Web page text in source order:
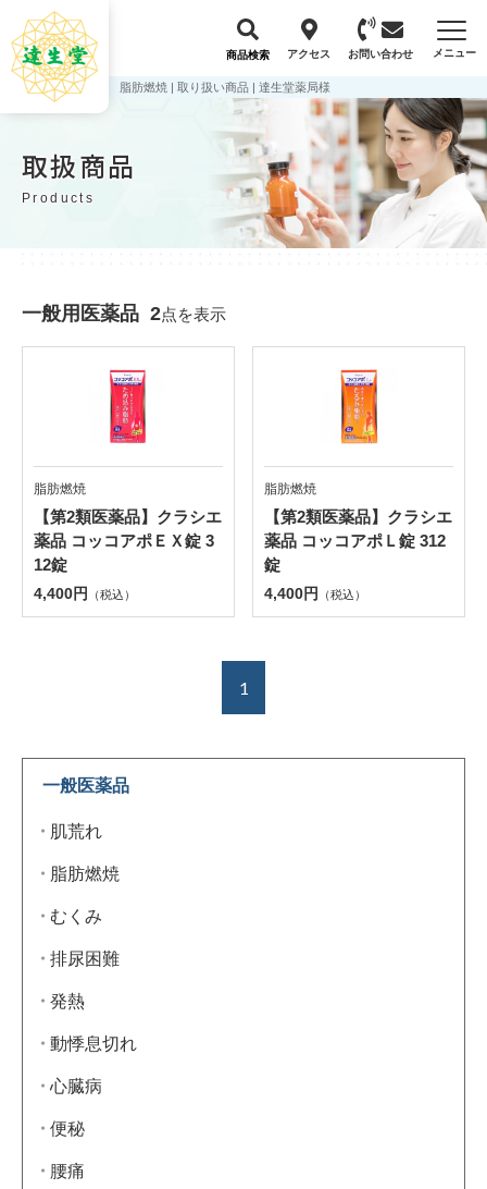
アクセス お問い合わせ メニュー
商品検索
脂肪燃焼 | 取り扱い商品 | 達生堂薬局様
取扱商品
Products
一般用医薬品 2点を表示
脂肪燃焼
【第2類医薬品】クラシエ
薬品 コッコアポＥＸ錠 3
12錠
4,400円 （税込）
脂肪燃焼
【第2類医薬品】クラシエ
薬品 コッコアポＬ錠 312
錠
4,400円 （税込）
1
一般医薬品
肌荒れ
脂肪燃焼
むくみ
排尿困難
発熱
動悸息切れ
心臓病
便秘
腰痛